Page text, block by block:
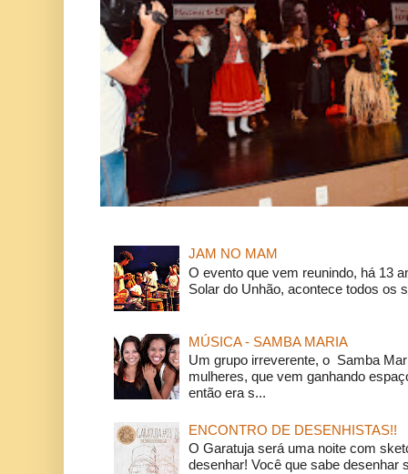
JAM NO MAM
O evento que vem reunindo, há 13
Solar do Unhão, acontece todos os
MÚSICA - SAMBA MARIA
Um grupo irreverente, o Samba
mulheres, que vem ganhando
então era s...
ENCONTRO DE DESENHISTAS!!
O Garatuja será uma noite com
desenhar! Você que sabe desenhar